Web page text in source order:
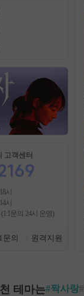
고객센터
시
시
문의 24시 운영)
문의 원격지원
테마는#짝사랑#